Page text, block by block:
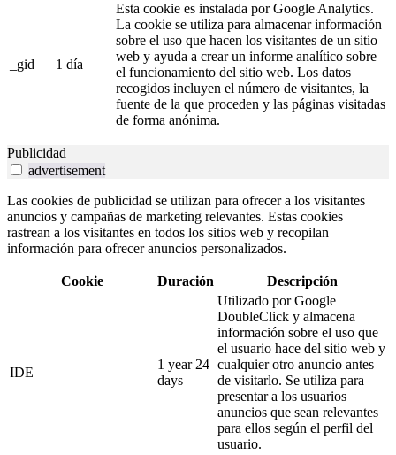
_gid 1 día
Esta cookie es instalada por Google Analytics.
La cookie se utiliza para almacenar información
sobre el uso que hacen los visitantes de un sitio
web y ayuda a crear un informe analítico sobre
el funcionamiento del sitio web. Los datos
recogidos incluyen el número de visitantes, la
fuente de la que proceden y las páginas visitadas
de forma anónima.
Publicidad
advertisement
Las cookies de publicidad se utilizan para ofrecer a los visitantes
anuncios y campañas de marketing relevantes. Estas cookies
rastrean a los visitantes en todos los sitios web y recopilan
información para ofrecer anuncios personalizados.
Cookie Duración Descripción
IDE
1 year 24
days
Utilizado por Google
DoubleClick y almacena
información sobre el uso que
el usuario hace del sitio web y
cualquier otro anuncio antes
de visitarlo. Se utiliza para
presentar a los usuarios
anuncios que sean relevantes
para ellos según el perfil del
usuario.